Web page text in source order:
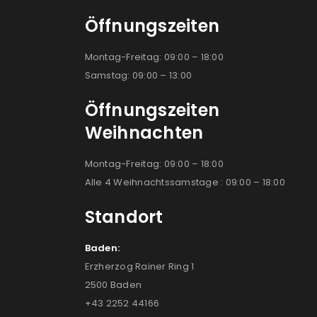
Öffnungszeiten
Montag-Freitag: 09:00 – 18:00
Samstag: 09:00 – 13:00
Öffnungszeiten
Weihnachten
Montag-Freitag: 09:00 – 18:00
Alle 4 Weihnachtssamstage : 09:00 – 18:00
Standort
Baden:
Erzherzog Rainer Ring 1
2500 Baden
+43 2252 44166